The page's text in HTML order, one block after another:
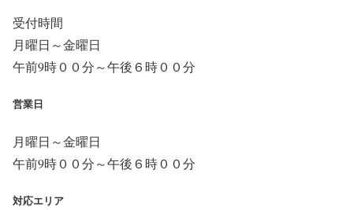
受付時間
月曜日～金曜日
午前9時００分～午後６時００分
営業日
月曜日～金曜日
午前9時００分～午後６時００分
対応エリア